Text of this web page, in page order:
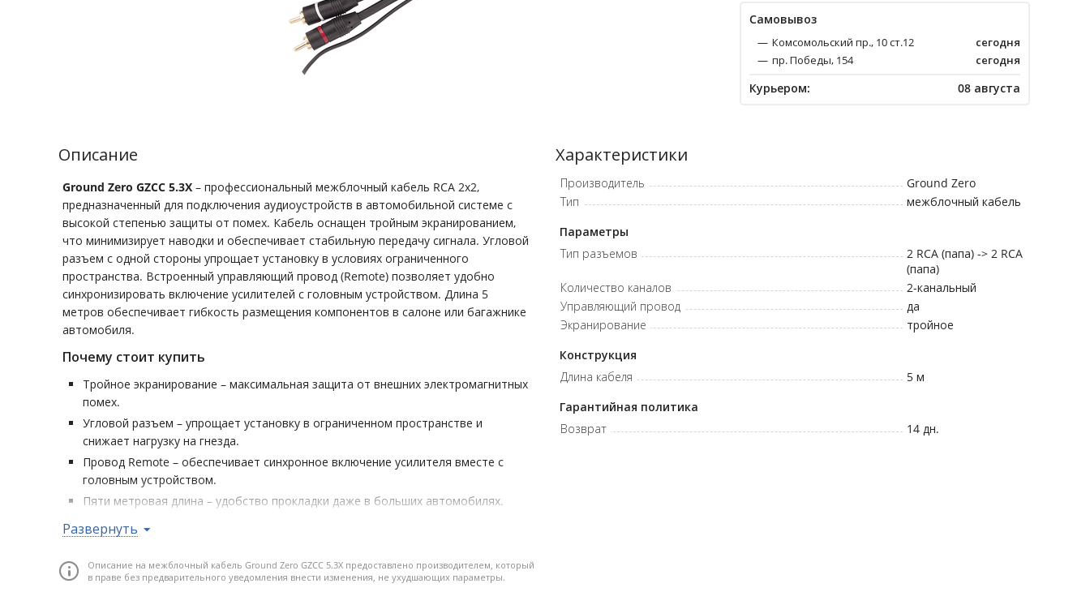
Cамовывоз
Комсомольский пр., 10 ст.12
сегодня
пр. Победы, 154
сегодня
Курьером: 08 августа
Описание
Ground Zero GZCC 5.3X – профессиональный межблочный кабель RCA 2x2,
предназначенный для подключения аудиоустройств в автомобильной системе с
высокой степенью защиты от помех. Кабель оснащен тройным экранированием,
что минимизирует наводки и обеспечивает стабильную передачу сигнала. Угловой
разъем с одной стороны упрощает установку в условиях ограниченного
пространства. Встроенный управляющий провод (Remote) позволяет удобно
синхронизировать включение усилителей с головным устройством. Длина 5
метров обеспечивает гибкость размещения компонентов в салоне или багажнике
автомобиля.
Почему стоит купить
Тройное экранирование – максимальная защита от внешних электромагнитных
помех.
Угловой разъем – упрощает установку в ограниченном пространстве и
снижает нагрузку на гнезда.
Провод Remote – обеспечивает синхронное включение усилителя вместе с
головным устройством.
Пяти метровая длина – удобство прокладки даже в больших автомобилях.
автозвука.
Стерео кабель RCA • Тройное экранирование • Односторонний угловой разъем •
Провод Remote • Длина 5 м
Развернуть
Описание на межблочный кабель Ground Zero GZCC 5.3X предоставлено производителем, который
в праве без предварительного уведомления внести изменения, не ухудшающих параметры.
Характеристики
Производитель
Ground Zero
Тип
межблочный кабель
Параметры
Тип разъемов
2 RCA (папа) -> 2 RCA
(папа)
Количество каналов
2-канальный
Управляющий провод
да
Экранирование
тройное
Конструкция
Длина кабеля
5 м
Гарантийная политика
Возврат
14 дн.